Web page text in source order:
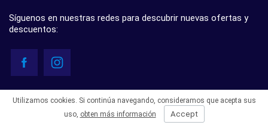
Síguenos en nuestras redes para descubrir nuevas ofertas y
descuentos:
- 5.0 basado en 7 opiniones
Utilizamos cookies. Si continúa navegando, consideramos que acepta sus
uso, obten más información Accept